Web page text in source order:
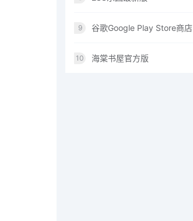
9 谷歌Google Play Store商店
10 海棠书屋官方版